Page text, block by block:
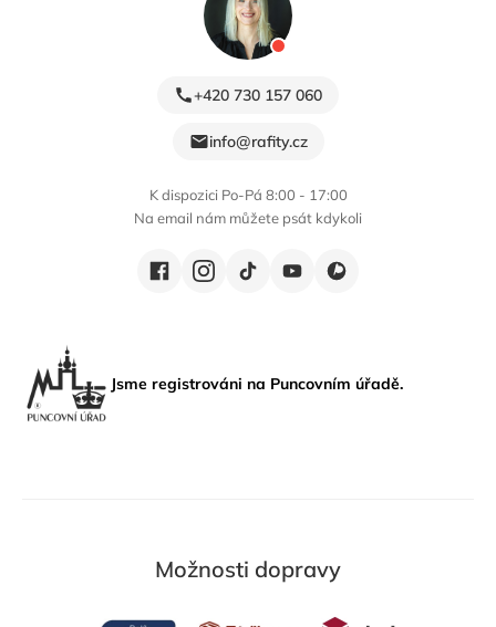
+420 730 157 060
info@rafity.cz
K dispozici Po-Pá 8:00 - 17:00
Na email nám můžete psát kdykoli
Jsme registrováni na Puncovním úřadě.
Možnosti dopravy